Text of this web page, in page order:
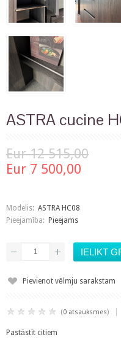
ASTRA cucine
Eur 12 515,00
Eur 7 500,00
Modelis: ASTRA HC08
Pieejamība: Pieejams
Pievienot vēlmju sarakstam
(0 atsauksmes)
Pastāstīt citiem